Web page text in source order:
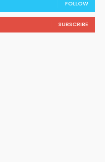
FOLLOW
SUBSCRIBE